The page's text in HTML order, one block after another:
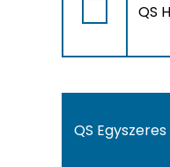
QS
QS